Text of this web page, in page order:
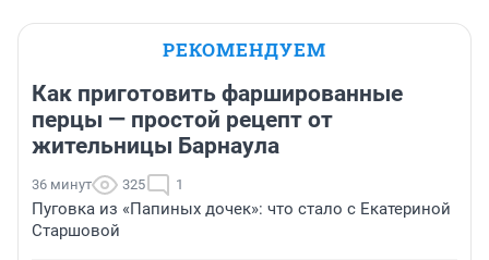
РЕКОМЕНДУЕМ
Как приготовить фаршированные
перцы — простой рецепт от
жительницы Барнаула
36 минут 325 1
Пуговка из «Папиных дочек»: что стало с Екатериной
Старшовой